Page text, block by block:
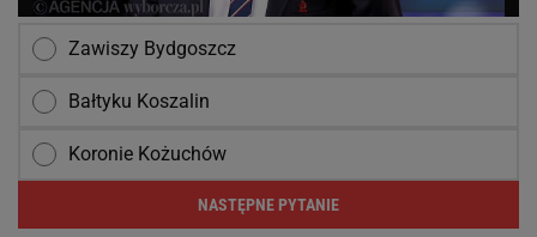
Zawiszy Bydgoszcz
Bałtyku Koszalin
Koronie Kożuchów
NASTĘPNE PYTANIE